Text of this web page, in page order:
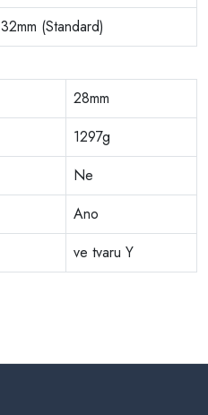
32mm (Standard)
28mm
1297g
Ne
Ano
ve tvaru Y